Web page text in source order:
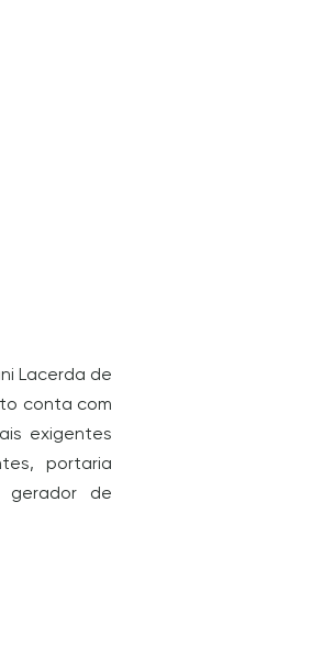
Lacerda de
conta com
exigentes
portaria
gerador de